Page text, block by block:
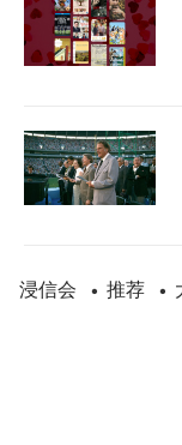
浸信会 • 推荐 •